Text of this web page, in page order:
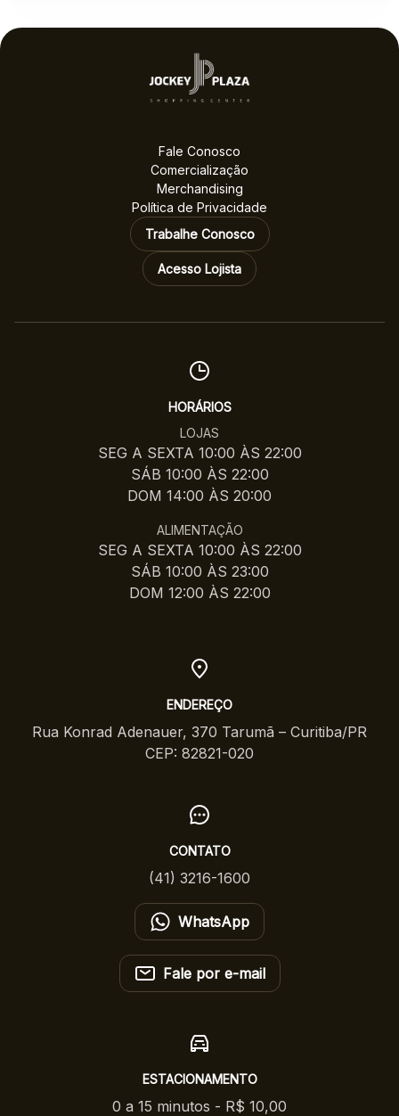
melhores no voto
Fale Conosco
Comercialização
Merchandising
Política de Privacidade
Trabalhe Conosco
Acesso Lojista
HORÁRIOS
LOJAS
SEG A SEXTA 10:00 ÀS 22:00
SÁB 10:00 ÀS 22:00
DOM 14:00 ÀS 20:00
ALIMENTAÇÃO
SEG A SEXTA 10:00 ÀS 22:00
SÁB 10:00 ÀS 23:00
DOM 12:00 ÀS 22:00
ENDEREÇO
Rua Konrad Adenauer, 370 Tarumã – Curitiba/PR
CEP: 82821-020
CONTATO
(41) 3216-1600
WhatsApp
Fale por e-mail
ESTACIONAMENTO
0 a 15 minutos - R$ 10,00